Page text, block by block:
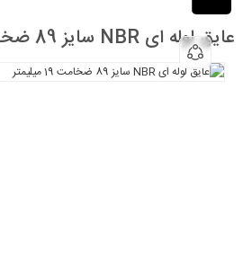
عایق لوله ای NBR سایز 89 ضخامت 19 میلیمتر